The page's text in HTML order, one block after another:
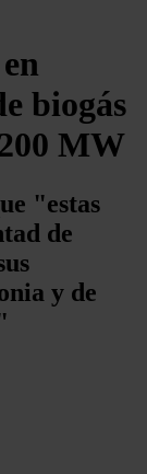
biogás
MW
"estas
de
y de